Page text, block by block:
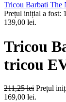
Tricou Barbati The
Prețul inițial a fost:
139,00 lei.
Tricou
tricou
211,25lei Prețul
169,00 lei.